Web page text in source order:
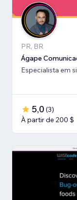
PR, BR
Ágape
Especialista em
5,0 (3)
À partir de 200 $